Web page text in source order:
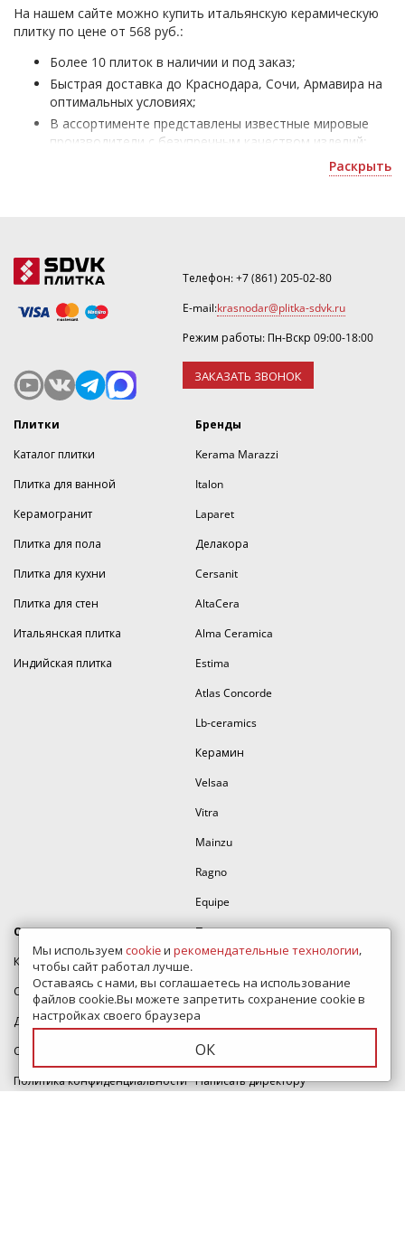
На нашем сайте можно купить итальянскую керамическую
плитку по цене от 568 руб.:
Более 10 плиток в наличии и под заказ;
Быстрая доставка до Краснодара, Сочи, Армавира на
оптимальных условиях;
В ассортименте представлены известные мировые
производители с безупречным качеством изделий;
Плитка Италия DEL Conca - для облицовки жилых и
Раскрыть
Телефон:+7 (861) 205-02-80
E-mail:krasnodar@plitka-sdvk.ru
Режим работы: Пн-Вскр 09:00-18:00
ЗАКАЗАТЬ ЗВОНОК
Плитки
Каталог плитки
Плитка для ванной
Керамогранит
Плитка для пола
Плитка для кухни
Плитка для стен
Итальянская плитка
Индийская плитка
Бренды
Kerama Marazzi
Italon
Laparet
Делакора
Cersanit
AltaCera
Alma Ceramica
Estima
Atlas Concorde
Lb-ceramics
Керамин
Velsaa
Vitra
Mainzu
Ragno
Equipe
О компании
Контакты
Сертификаты
Доставка и оплата
Скидки
Политика конфиденциальности
Помощь
Дизайн проект
Полезные статьи
Как оформить заказ
Карта сайта
Написать директору
Мы используем cookieи рекомендательные технологии,
чтобы сайт работал лучше.
Оставаясь с нами, вы соглашаетесь на использование
файлов cookie.Вы можете запретить сохранение cookie в
настройках своего браузера
ОК